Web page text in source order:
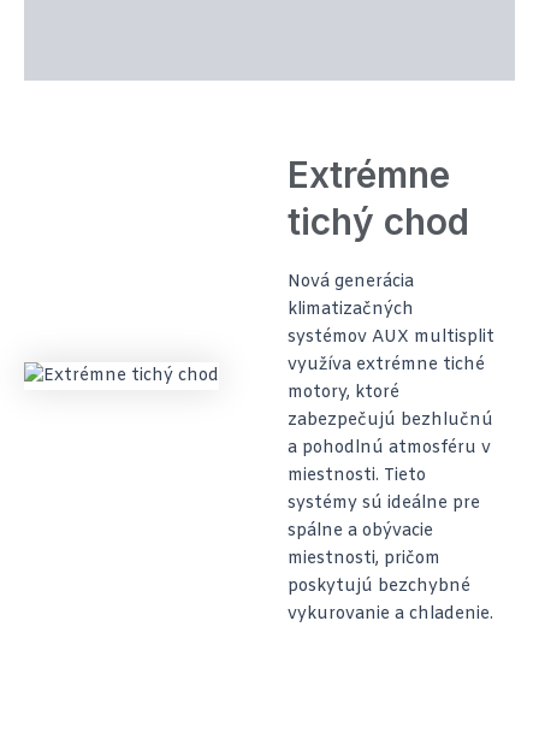
Extrémne
tichý chod
Nová generácia
klimatizačných
systémov AUX multisplit
využíva extrémne tiché
motory, ktoré
zabezpečujú bezhlučnú
a pohodlnú atmosféru v
miestnosti. Tieto
systémy sú ideálne pre
spálne a obývacie
miestnosti, pričom
poskytujú bezchybné
vykurovanie a chladenie.